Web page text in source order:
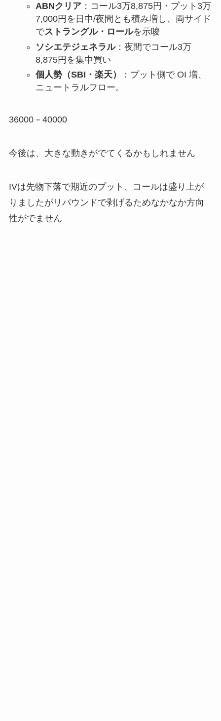
ABNクリア：コール3万8,875円・プット3万
7,000円を日中/夜間とも積み増し、両サイド
でストラングル・ロールを示唆
ソシエテジェネラル：夜間でコール3万
8,875円を集中買い
個人勢（SBI・楽天）
：プット側で OI 増、
ニュートラルフロー。
36000－40000
今後は、大きな動きがでてくるかもしれません
IVは先物下落で期近のプット、コールは盛り上が
りましたがリバウンドで剥げるためなかなか方向
性がでません